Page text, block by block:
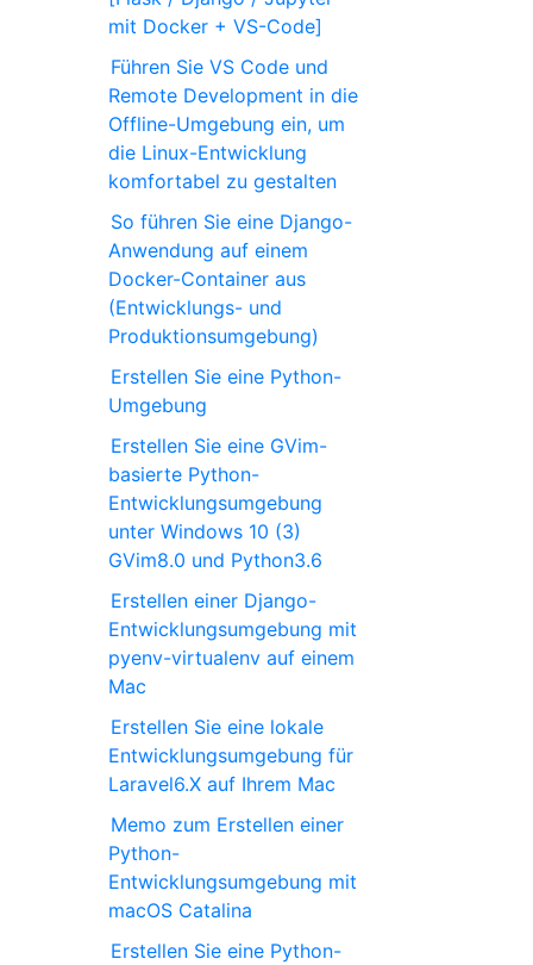
mit Docker + VS-Code]
Führen Sie VS Code und
Remote Development in die
Offline-Umgebung ein, um
die Linux-Entwicklung
komfortabel zu gestalten
So führen Sie eine Django-
Anwendung auf einem
Docker-Container aus
(Entwicklungs- und
Produktionsumgebung)
Erstellen Sie eine Python-
Umgebung
Erstellen Sie eine GVim-
basierte Python-
Entwicklungsumgebung
unter Windows 10 (3)
GVim8.0 und Python3.6
Erstellen einer Django-
Entwicklungsumgebung mit
pyenv-virtualenv auf einem
Mac
Erstellen Sie eine lokale
Entwicklungsumgebung für
Laravel6.X auf Ihrem Mac
Memo zum Erstellen einer
Python-
Entwicklungsumgebung mit
macOS Catalina
Erstellen Sie eine Python-